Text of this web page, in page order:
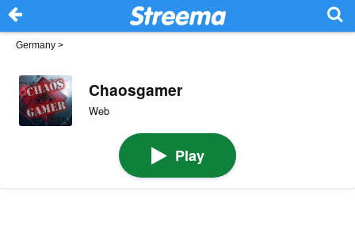
Germany >
Chaosgamer
Web
Play